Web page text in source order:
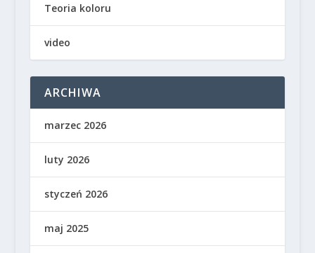
Teoria koloru
video
ARCHIWA
marzec 2026
luty 2026
styczeń 2026
maj 2025